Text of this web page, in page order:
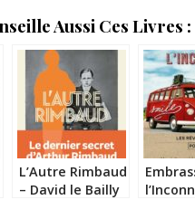
Aussi Ces Livres :
L’Autre Rimbaud
– David le Bailly